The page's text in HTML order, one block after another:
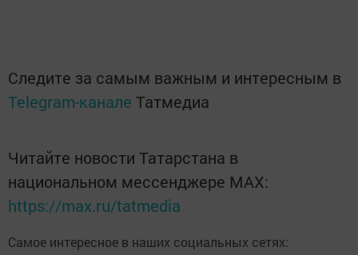
Следите за самым важным и интересным в
Telegram-канале Татмедиа
Читайте новости Татарстана в
национальном мессенджере MАХ:
https://max.ru/tatmedia
Самое интересное в наших социальных сетях: